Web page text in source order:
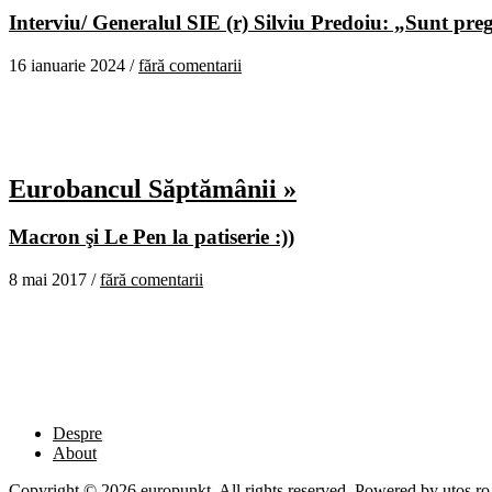
Interviu/ Generalul SIE (r) Silviu Predoiu: „Sunt
16 ianuarie 2024 /fără comentarii
Eurobancul Săptămânii »
Macron şi Le Pen la patiserie :))
8 mai 2017 /fără comentarii
Despre
About